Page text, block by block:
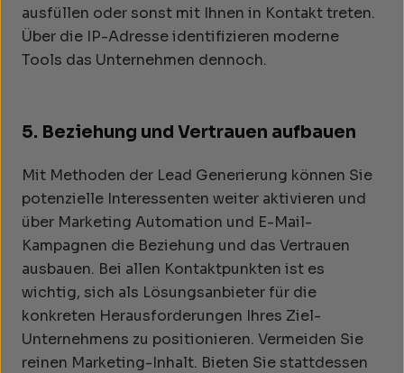
ausfüllen oder sonst mit Ihnen in Kontakt treten.
Über die IP-Adresse identifizieren moderne
Tools das Unternehmen dennoch.
5. Beziehung und Vertrauen aufbauen
Mit Methoden der Lead Generierung können Sie
potenzielle Interessenten weiter aktivieren und
über Marketing Automation und E-Mail-
Kampagnen die Beziehung und das Vertrauen
ausbauen. Bei allen Kontaktpunkten ist es
wichtig, sich als Lösungsanbieter für die
konkreten Herausforderungen Ihres Ziel-
Unternehmens zu positionieren. Vermeiden Sie
reinen Marketing-Inhalt. Bieten Sie stattdessen